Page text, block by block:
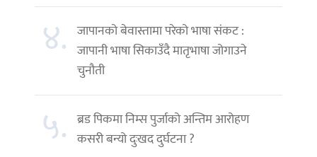
४. जापानको बेवास्तामा परेको भाषा संकट :
जापानी भाषा सिकाउँदै मातृभाषा जोगाउने
चुनौती
५. ब्रड पिकमा निम्स पुर्जाको अन्तिम आरोहण
कसरी बन्यो दुःखद दुर्घटना ?